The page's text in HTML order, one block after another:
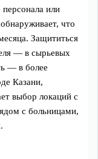
или
что
Защититься
— в сырьевых
— в более
Казани,
выбор локаций с
с больницами,